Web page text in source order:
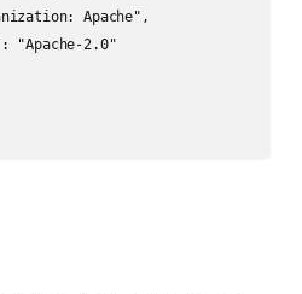
Apache",
"Apache-2.0"